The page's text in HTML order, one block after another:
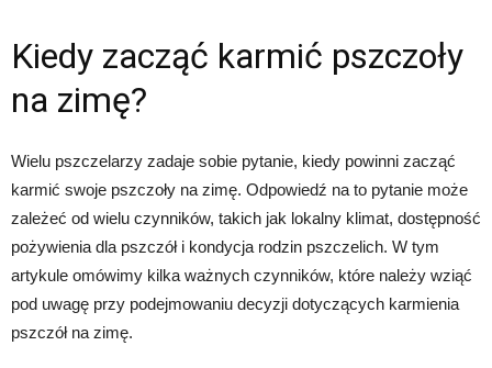
Kiedy zacząć karmić pszczoły
na zimę?
Wielu pszczelarzy zadaje sobie pytanie, kiedy powinni zacząć
karmić swoje pszczoły na zimę. Odpowiedź na to pytanie może
zależeć od wielu czynników, takich jak lokalny klimat, dostępność
pożywienia dla pszczół i kondycja rodzin pszczelich. W tym
artykule omówimy kilka ważnych czynników, które należy wziąć
pod uwagę przy podejmowaniu decyzji dotyczących karmienia
pszczół na zimę.